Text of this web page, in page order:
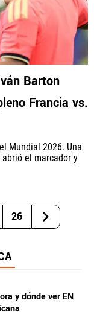
Barton
Francia vs.
Mundial 2026. Una
el marcador y
26
y dónde ver EN